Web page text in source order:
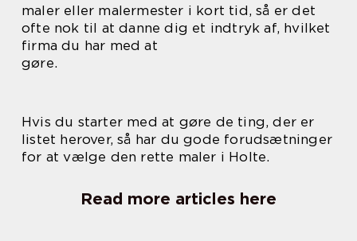
maler eller malermester i kort tid, så er det
ofte nok til at danne dig et indtryk af, hvilket
firma du har med at
gøre.
Hvis du starter med at gøre de ting, der er
listet herover, så har du gode forudsætninger
for at vælge den rette maler i Holte.
Read more articles here